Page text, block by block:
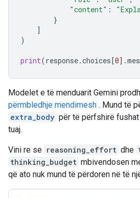
"content" :
}
]
)
print(response.choices[0] .
Modelet e të menduarit Gemini
përmbledhje mendimesh . Mund të
extra_body për të përfshirë
tuaj.
Vini re se reasoning_effort dhe
thinking_budget mbivendosen
që ato nuk mund të përdoren në të